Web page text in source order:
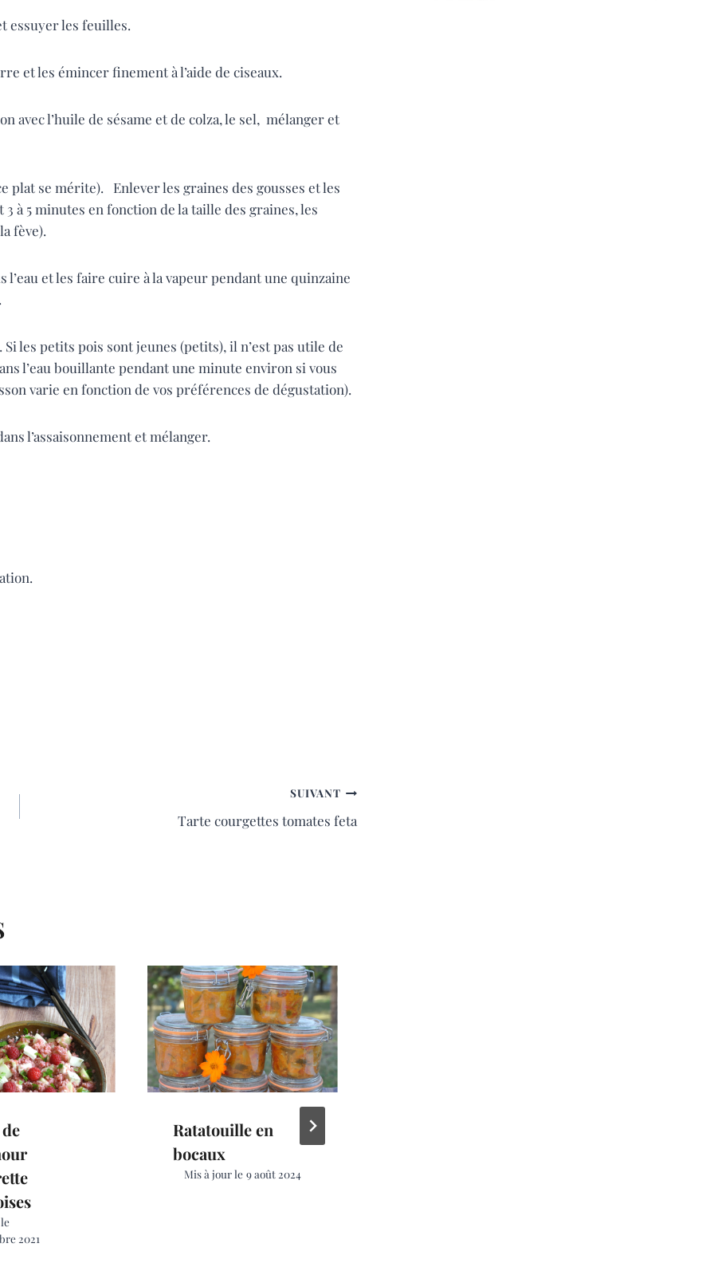
essuyer les feuilles.
et les émincer finement à l’aide de ciseaux.
avec l’huile de sésame et de colza, le sel, mélanger et
plat se mérite). Enlever les graines des gousses et les
à 5 minutes en fonction de la taille des graines, les
fève).
et les faire cuire à la vapeur pendant une quinzaine
les petits pois sont jeunes (petits), il n’est pas utile de
l’eau bouillante pendant une minute environ si vous
varie en fonction de vos préférences de dégustation).
l’assaisonnement et mélanger.
SUIVANT
Tarte courgettes tomates feta
2021
Ratatouille en
bocaux
Mis à jour le 9 août 2024